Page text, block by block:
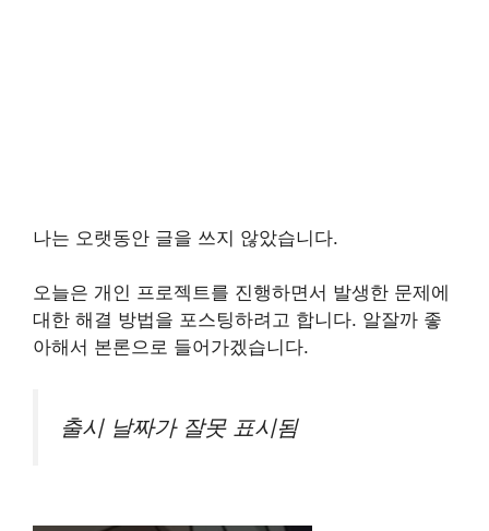
나는 오랫동안 글을 쓰지 않았습니다.
오늘은 개인 프로젝트를 진행하면서 발생한 문제에
대한 해결 방법을 포스팅하려고 합니다. 알잘까 좋
아해서 본론으로 들어가겠습니다.
출시 날짜가 잘못 표시됨